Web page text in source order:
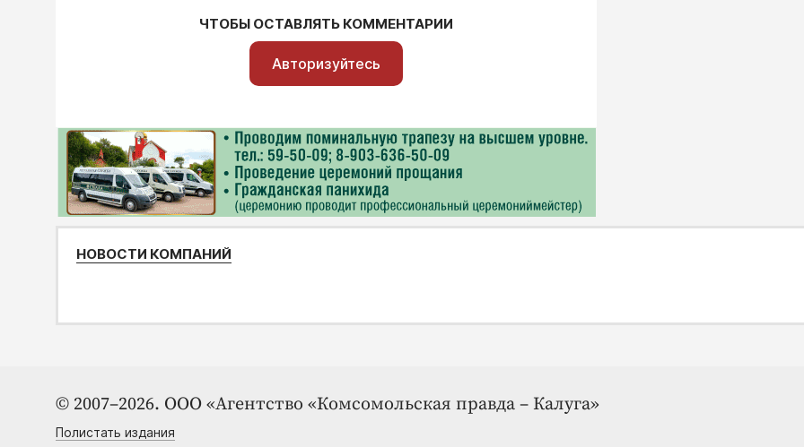
ЧТОБЫ ОСТАВЛЯТЬ КОММЕНТАРИИ
Авторизуйтесь
НОВОСТИ КОМПАНИЙ
© 2007–2026. ООО «Агентство «Комсомольская правда – Калуга»
Полистать издания